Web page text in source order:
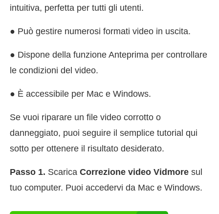
intuitiva, perfetta per tutti gli utenti.
● Può gestire numerosi formati video in uscita.
● Dispone della funzione Anteprima per controllare
le condizioni del video.
● È accessibile per Mac e Windows.
Se vuoi riparare un file video corrotto o
danneggiato, puoi seguire il semplice tutorial qui
sotto per ottenere il risultato desiderato.
Passo 1. Scarica Correzione video Vidmore sul
tuo computer. Puoi accedervi da Mac e Windows.